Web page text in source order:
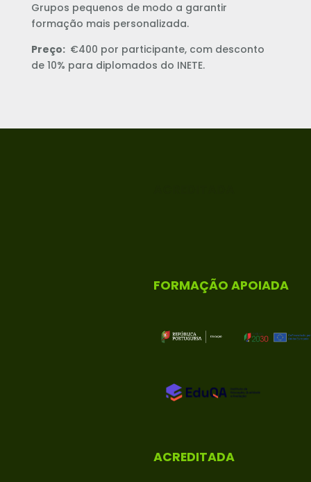
Grupos pequenos de modo a garantir
formação mais personalizada.
Preço: €400 por participante, com desconto
de 10% para diplomados do INETE.
FORMAÇÃO APOIADA
ACREDITADA